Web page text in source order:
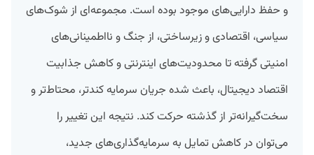
و حفظ دارایی‌های موجود بوده است. مجموعه‌ای از شوک‌های
سیاسی، اقتصادی و زیرساختی، از جنگ و نااطمینانی‌های
امنیتی گرفته تا محدودیت‌های اینترنتی و کاهش جذابیت
اقتصاد دیجیتال، باعث شده جریان سرمایه کندتر، محتاط‌تر و
سخت‌گیرانه‌تر از گذشته حرکت کند. نتیجه این تغییر را
می‌توان در کاهش تمایل به سرمایه‌گذاری‌های جدید،